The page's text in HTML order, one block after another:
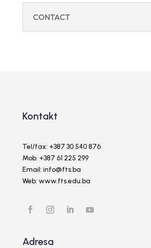
CONTACT
Kontakt
Tel/fax: +387 30 540 876
Mob: +387 61 225 299
Email: info@fts.ba
Web: www.fts.edu.ba
Adresa